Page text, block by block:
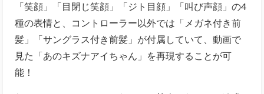
「笑顔」「目閉じ笑顔」「ジト目顔」「叫び声顔」の4
種の表情と、コントローラー以外では「メガネ付き前
髪」「サングラス付き前髪」が付属していて、動画で
見た「あのキズナアイちゃん」を再現することが可
能！